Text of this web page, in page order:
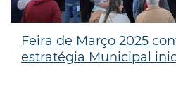
Feira de Março 2025
estratégia Municipal